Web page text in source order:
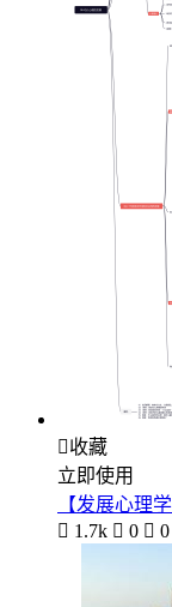
收藏
立即使用
【发展心理
 1.7k  0  0